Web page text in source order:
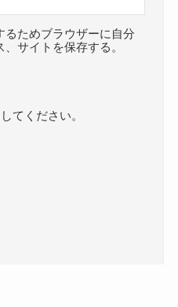
るためブラウザーに自分
サイトを保存する。
てください。